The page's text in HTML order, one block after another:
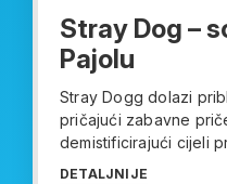
Stray Dog –
Pajolu
Stray Dogg dolazi
pričajući zabavne
demistificirajući cijeli
DETALJNIJE